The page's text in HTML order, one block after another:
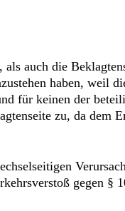
als auch die
haben, weil
für keinen der
zu, da dem
gegen §